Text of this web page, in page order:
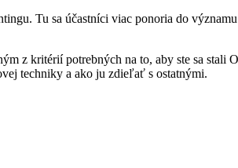
Tu sa účastníci viac ponoria do
z kritérií potrebných na to, aby ste sa
techniky a ako ju zdieľať s ostatnými.